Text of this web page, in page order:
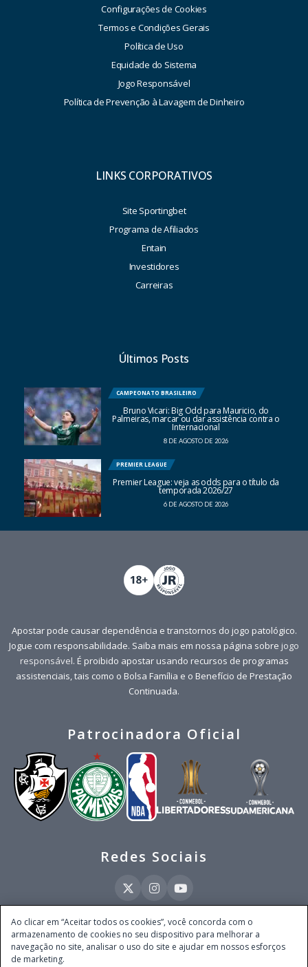
Configurações de Cookies
Termos e Condições Gerais
Política de Uso
Equidade do Sistema
Jogo Responsável
Política de Prevenção à Lavagem de Dinheiro
LINKS CORPORATIVOS
Site Sportingbet
Programa de Afiliados
Entain
Investidores
Carreiras
Últimos Posts
CAMPEONATO BRASILEIRO
Bruno Vicari: Big Odd para Mauricio, do
Palmeiras, marcar ou dar assistência contra o
Internacional
8 DE AGOSTO DE 2026
PREMIER LEAGUE
Premier League: veja as odds para o título da
temporada 2026/27
6 DE AGOSTO DE 2026
Apostar pode causar dependência e transtornos do jogo patológico.
Jogue com responsabilidade. Saiba mais em nossa página sobre jogo
responsável. É proibido apostar usando recursos de programas
assistenciais, tais como o Bolsa Família e o Benefício de Prestação
Continuada.
Patrocinadora Oficial
Redes Sociais
Este site é operado pela Ventmear Brasil LTDA (CNPJ 52.868.380/0001-84), com
endereço na Avenida Brigadeiro Faria Lima, nº 4.055, 3º andar, Itaim Bibi, no
Município de São Paulo, Estado de São Paulo, CEP 04538-133, Brasil - empresa
Ao clicar em “Aceitar todos os cookies”, você concorda com o
armazenamento de cookies no seu dispositivo para melhorar a
navegação no site, analisar o uso do site e ajudar em nossos esforços
de marketing.